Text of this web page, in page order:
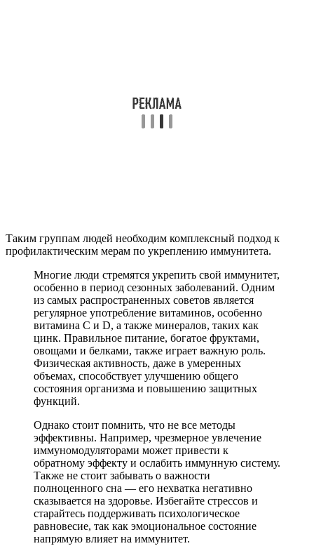
Таким группам людей необходим комплексный подход к
профилактическим мерам по укреплению иммунитета.
Многие люди стремятся укрепить свой иммунитет,
особенно в период сезонных заболеваний. Одним
из самых распространенных советов является
регулярное употребление витаминов, особенно
витамина C и D, а также минералов, таких как
цинк. Правильное питание, богатое фруктами,
овощами и белками, также играет важную роль.
Физическая активность, даже в умеренных
объемах, способствует улучшению общего
состояния организма и повышению защитных
функций.
Однако стоит помнить, что не все методы
эффективны. Например, чрезмерное увлечение
иммуномодуляторами может привести к
обратному эффекту и ослабить иммунную систему.
Также не стоит забывать о важности
полноценного сна — его нехватка негативно
сказывается на здоровье. Избегайте стрессов и
старайтесь поддерживать психологическое
равновесие, так как эмоциональное состояние
напрямую влияет на иммунитет.